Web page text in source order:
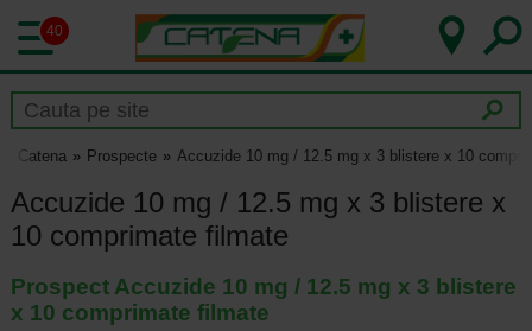
40
Catena Prospecte Accuzide 10 mg / 12.5 mg x 3 blistere x 10
Accuzide 10 mg / 12.5 mg x 3 blistere x
10 comprimate filmate
Prospect Accuzide 10 mg / 12.5 mg x 3 blistere
x 10 comprimate filmate